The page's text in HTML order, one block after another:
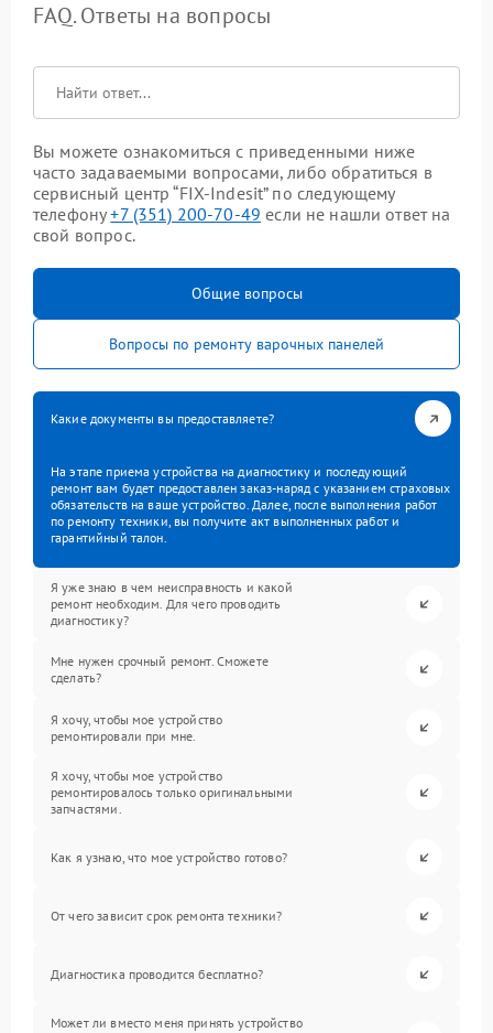
FAQ. Ответы на вопросы
Вы можете ознакомиться с приведенными ниже
часто задаваемыми вопросами, либо обратиться в
сервисный центр “FIX-Indesit” по следующему
телефону+7 (351) 200-70-49 если не нашли ответ на
свой вопрос.
Общие вопросы
Вопросы по ремонту варочных панелей
Какие документы вы предоставляете?
На этапе приема устройства на диагностику и последующий
ремонт вам будет предоставлен заказ-наряд с указанием страховых
обязательств на ваше устройство. Далее, после выполнения работ
по ремонту техники, вы получите акт выполненных работ и
гарантийный талон.
Я уже знаю в чем неисправность и какой
ремонт необходим. Для чего проводить
диагностику?
Мне нужен срочный ремонт. Сможете
сделать?
Я хочу, чтобы мое устройство
ремонтировали при мне.
Я хочу, чтобы мое устройство
ремонтировалось только оригинальными
запчастями.
Как я узнаю, что мое устройство готово?
От чего зависит срок ремонта техники?
Диагностика проводится бесплатно?
Может ли вместо меня принять устройство